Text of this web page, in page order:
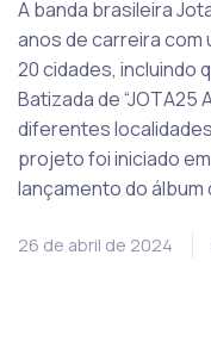
A banda brasileira
anos de carreira
20 cidades, incluindo
Batizada de “JOTA25
diferentes
projeto foi iniciado
lançamento do álbum
26 de abril de 2024